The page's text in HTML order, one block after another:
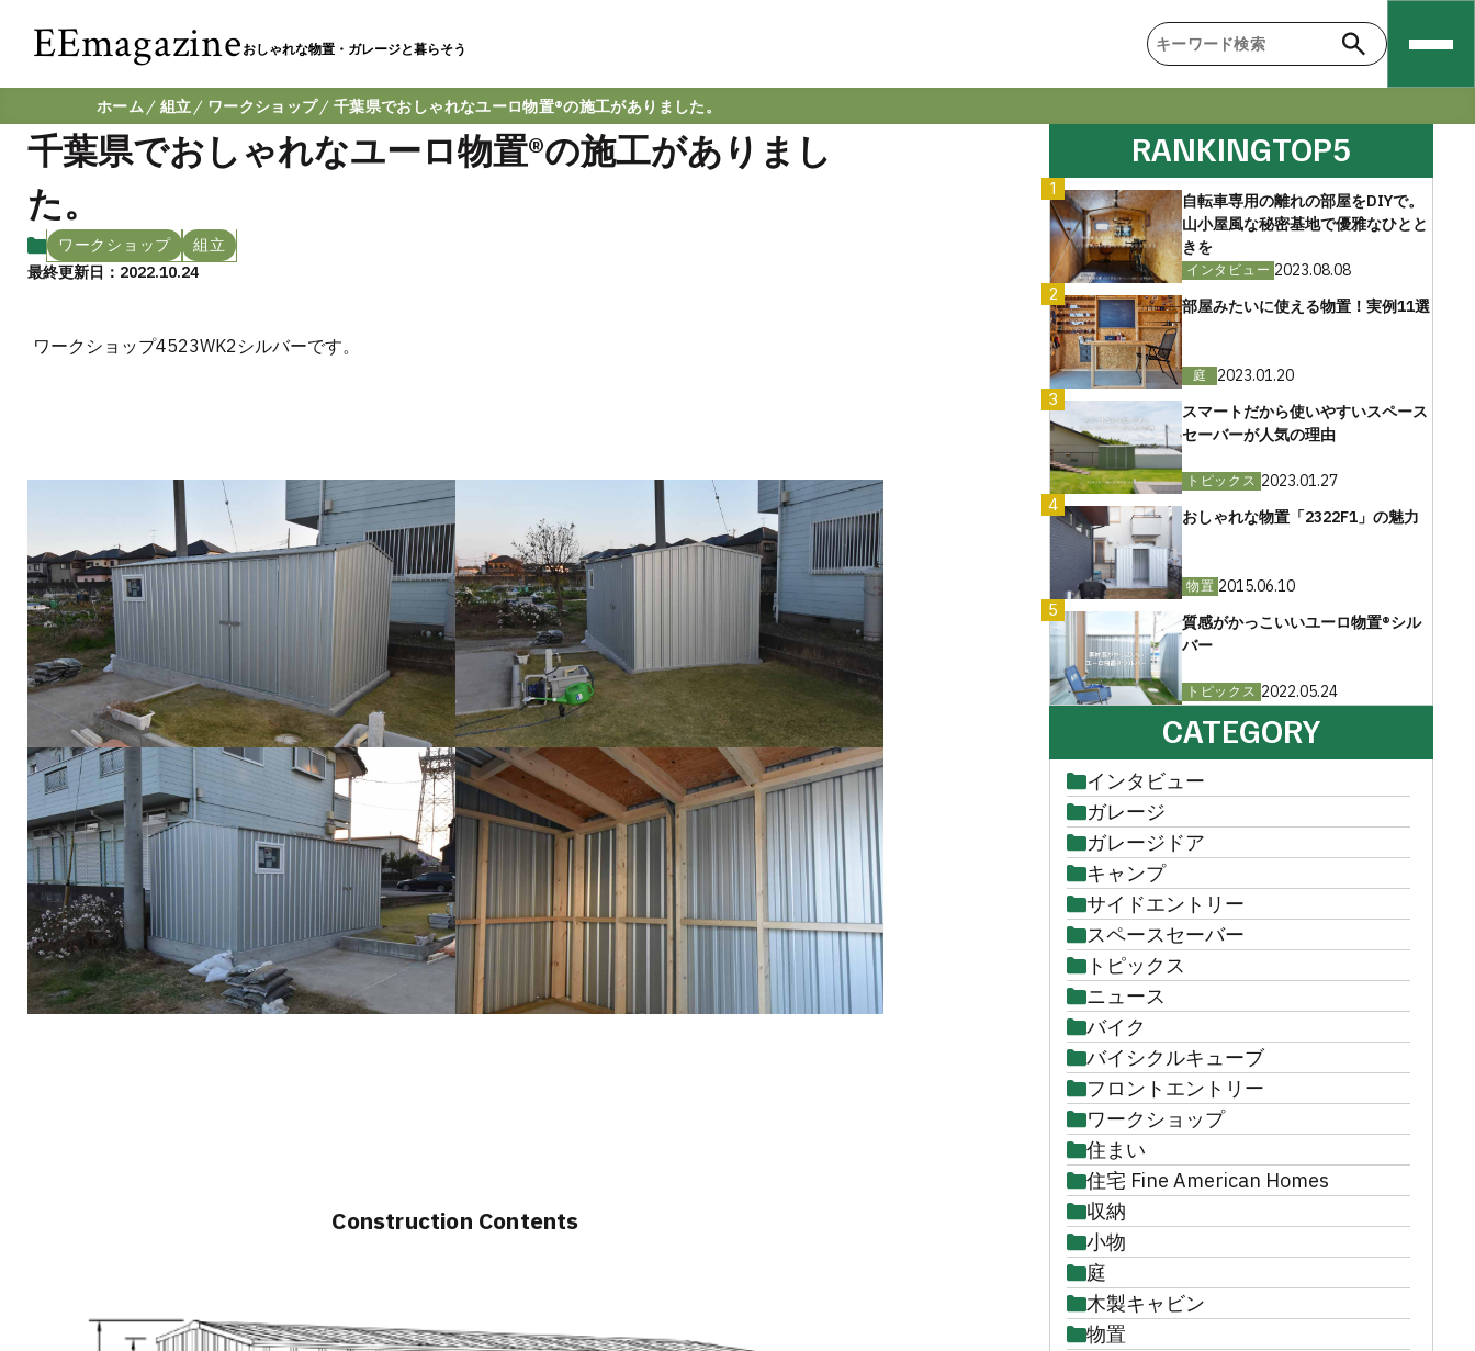
EEmagazine おしゃれな物置・ガレージと暮らそう
ホーム 組立 ワークショップ 千葉県でおしゃれなユーロ物置®の施工がありました。
千葉県でおしゃれなユーロ物置®の施工がありまし
た。
ワークショップ
組立
最終更新日：2022.10.24
ワークショップ4523WK2シルバーです。
Construction Contents
RANKINGTOP5
1
自転車専用の離れの部屋をDIYで。
山小屋風な秘密基地で優雅なひとと
きを
インタビュー 2023.08.08
2
部屋みたいに使える物置！実例11選
庭
2023.01.20
3
スマートだから使いやすいスペース
セーバーが人気の理由
トピックス 2023.01.27
4
おしゃれな物置「2322F1」の魅力
物置 2015.06.10
5
質感がかっこいいユーロ物置®︎シル
バー
トピックス 2022.05.24
CATEGORY
インタビュー
ガレージ
ガレージドア
キャンプ
サイドエントリー
スペースセーバー
トピックス
ニュース
バイク
バイシクルキューブ
フロントエントリー
ワークショップ
住まい
住宅 Fine American Homes
収納
小物
庭
木製キャビン
物置